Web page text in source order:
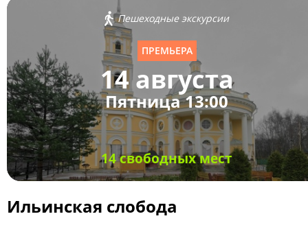
Пешеходные экскурсии
ПРЕМЬЕРА
14 августа
Пятница 13:00
14 свободных мест
Ильинская слобода